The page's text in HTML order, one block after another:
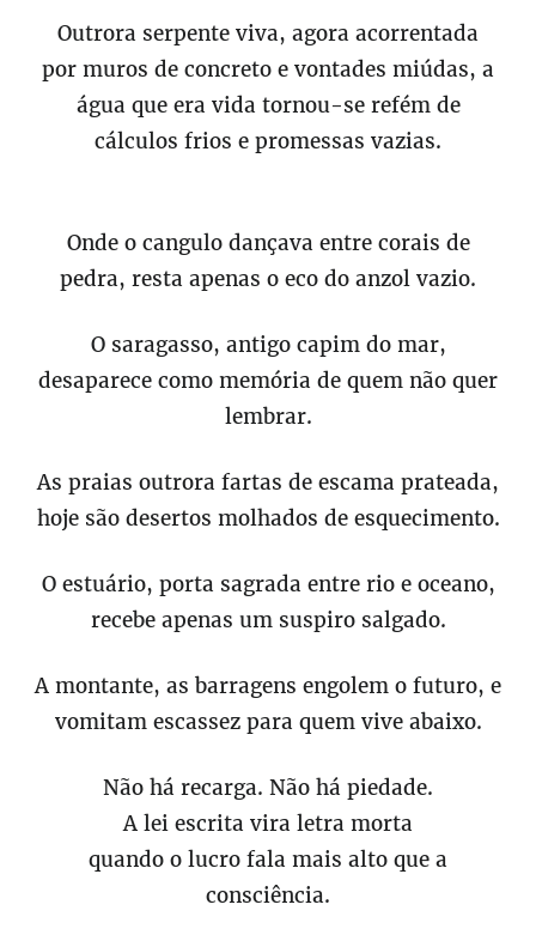
Outrora serpente viva, agora acorrentada
por muros de concreto e vontades miúdas, a
água que era vida tornou-se refém de
cálculos frios e promessas vazias.
Onde o cangulo dançava entre corais de
pedra, resta apenas o eco do anzol vazio.
O saragasso, antigo capim do mar,
desaparece como memória de quem não quer
lembrar.
As praias outrora fartas de escama prateada,
hoje são desertos molhados de esquecimento.
O estuário, porta sagrada entre rio e oceano,
recebe apenas um suspiro salgado.
A montante, as barragens engolem o futuro, e
vomitam escassez para quem vive abaixo.
Não há recarga. Não há piedade.
A lei escrita vira letra morta
quando o lucro fala mais alto que a
consciência.